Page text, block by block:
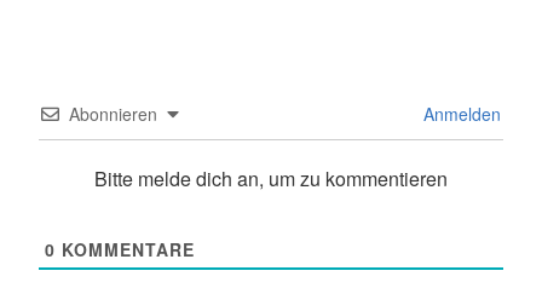
Abonnieren Anmelden
Bitte melde dich an, um zu kommentieren
0 KOMMENTARE